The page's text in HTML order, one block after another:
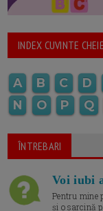
INDEX CUVINTE CHEIE
A B C D
N
O P Q
ÎNTREBARI
Voi iubi
Pentru mine
și o sarcină